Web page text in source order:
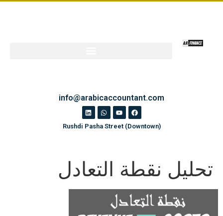
info@arabicaccountant.com
Rushdi Pasha Street (Downtown)
تحليل نقطة التعادل